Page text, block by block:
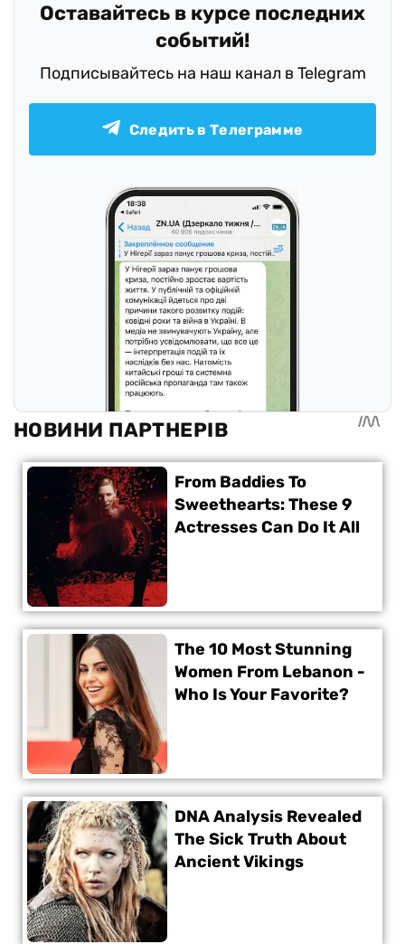
Оставайтесь в курсе последних
событий!
Подписывайтесь на наш канал в Telegram
Следить в Телеграмме